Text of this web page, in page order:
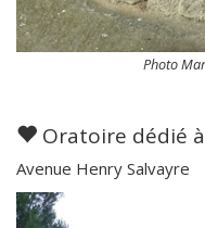
Photo
Oratoire dédié
Avenue Henry Salvayre